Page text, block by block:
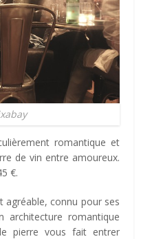
romantique et
de vin entre amoureux.
€.
agréable, connu pour ses
architecture romantique
pierre vous fait entrer